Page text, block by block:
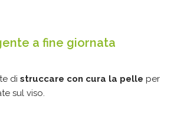
a fine giornata
di struccare con cura la pelle per
sul viso.